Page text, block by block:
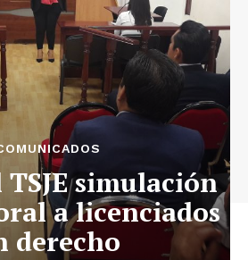
TSJE simulación
a licenciados
derecho